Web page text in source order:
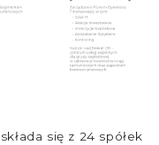
składa się z 24 spółek